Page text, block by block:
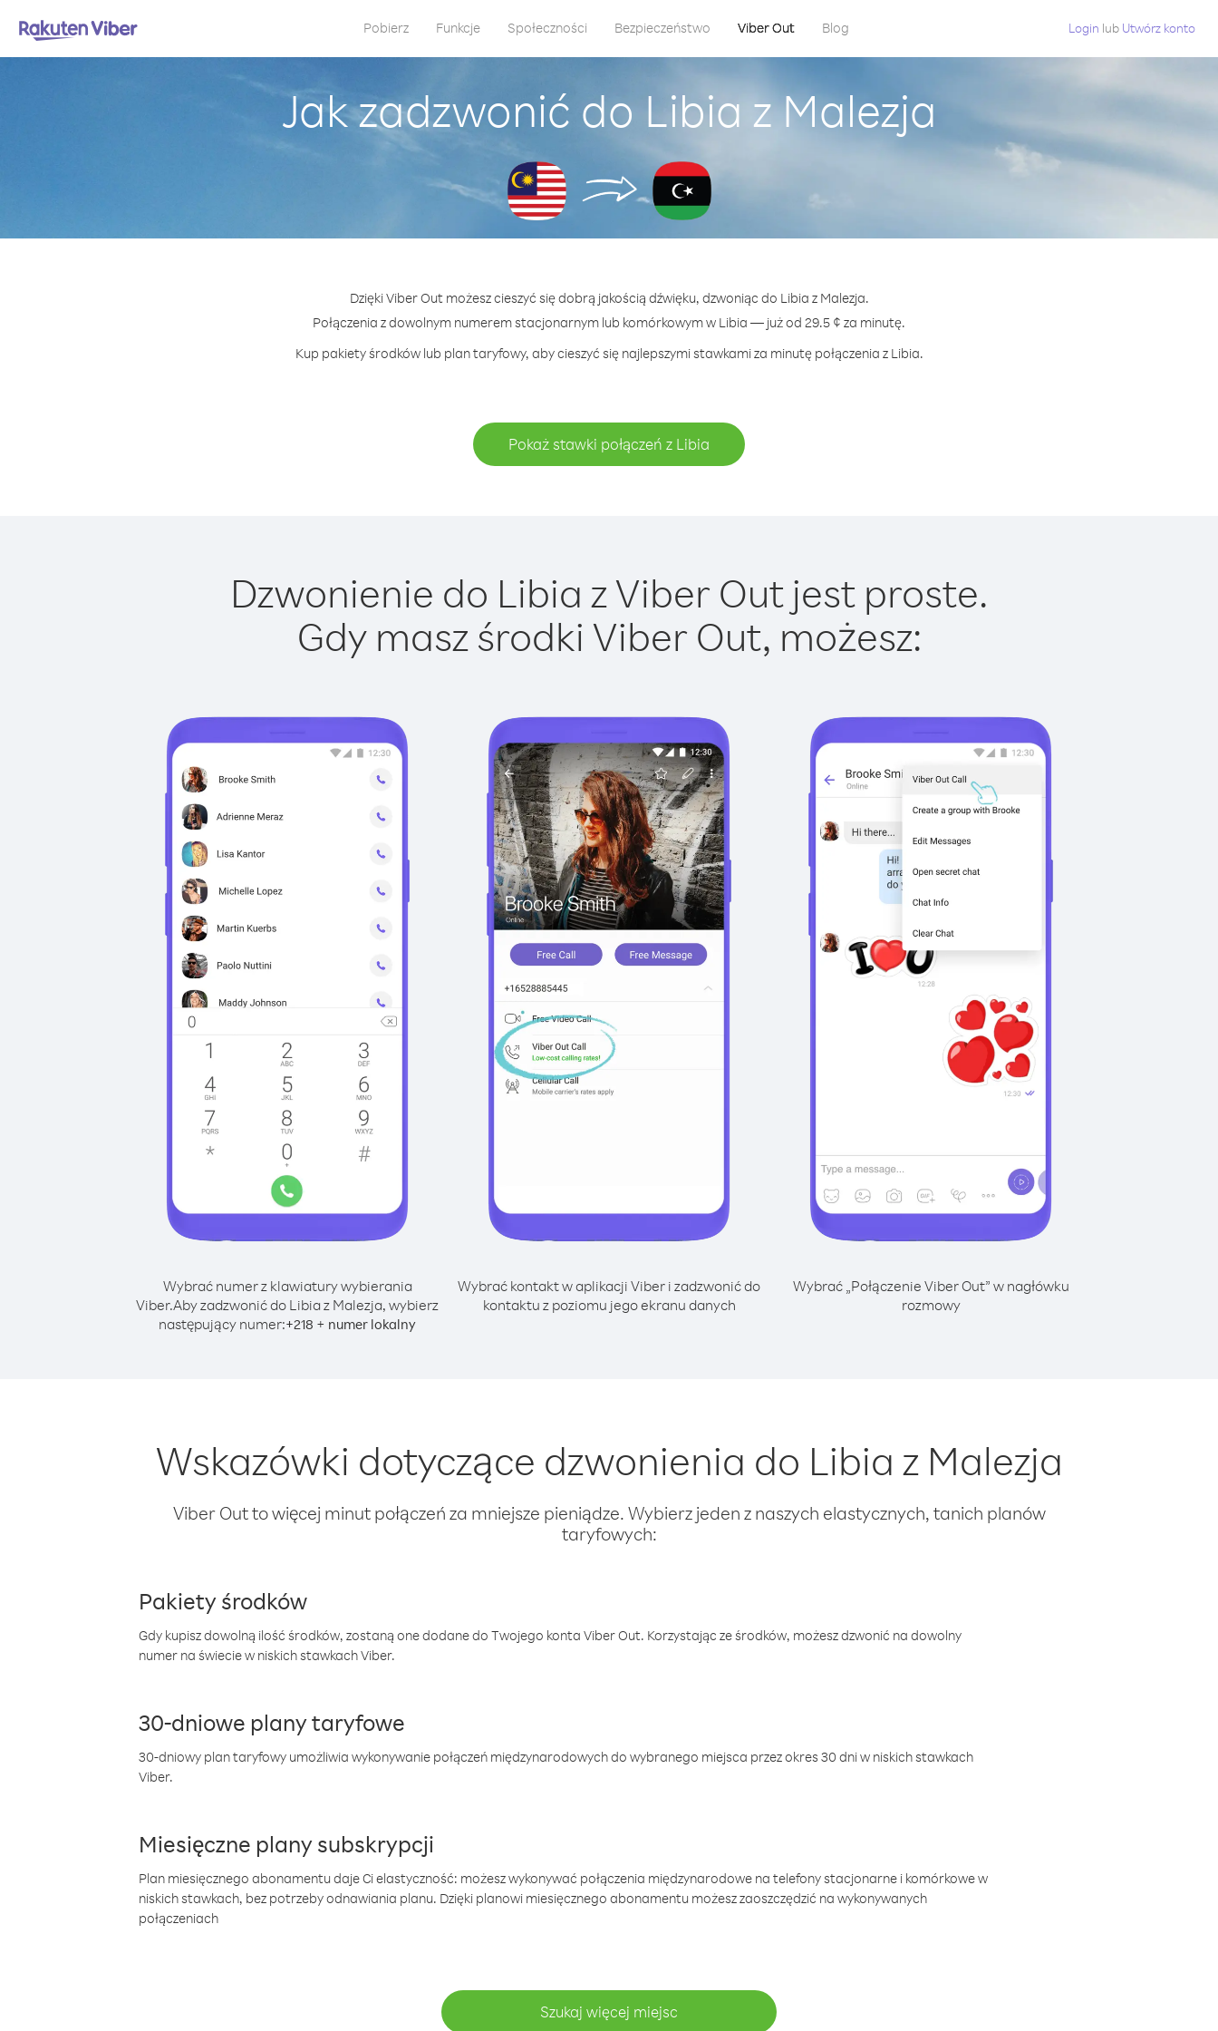
Pobierz Funkcje Społeczności Bezpieczeństwo Viber Out Blog Login lub Utwórz konto
Jak zadzwonić do Libia z Malezja
Dzięki Viber Out możesz cieszyć się dobrą jakością dźwięku, dzwoniąc do Libia z Malezja.
Połączenia z dowolnym numerem stacjonarnym lub komórkowym w Libia — już od 29.5 ¢ za minutę.
Kup pakiety środków lub plan taryfowy, aby cieszyć się najlepszymi stawkami za minutę połączenia z Libia.
Pokaż stawki połączeń z Libia
Dzwonienie do Libia z Viber Out jest proste.
Gdy masz środki Viber Out, możesz:
Wybrać numer z klawiatury wybierania
Viber.Aby zadzwonić do Libia z Malezja, wybierz
następujący numer:+218 + numer lokalny
Wybrać kontakt w aplikacji Viber i zadzwonić do
kontaktu z poziomu jego ekranu danych
Wybrać „Połączenie Viber Out” w nagłówku
rozmowy
Wskazówki dotyczące dzwonienia do Libia z Malezja
Viber Out to więcej minut połączeń za mniejsze pieniądze. Wybierz jeden z naszych elastycznych, tanich planów
taryfowych:
Pakiety środków
Gdy kupisz dowolną ilość środków, zostaną one dodane do Twojego konta Viber Out. Korzystając ze środków, możesz dzwonić na dowolny
numer na świecie w niskich stawkach Viber.
30-dniowe plany taryfowe
30-dniowy plan taryfowy umożliwia wykonywanie połączeń międzynarodowych do wybranego miejsca przez okres 30 dni w niskich stawkach
Viber.
Miesięczne plany subskrypcji
Plan miesięcznego abonamentu daje Ci elastyczność: możesz wykonywać połączenia międzynarodowe na telefony stacjonarne i komórkowe w
niskich stawkach, bez potrzeby odnawiania planu. Dzięki planowi miesięcznego abonamentu możesz zaoszczędzić na wykonywanych
połączeniach
Szukaj więcej miejsc